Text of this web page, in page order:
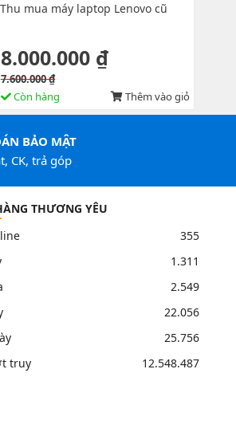
Thu mua máy laptop Lenovo cũ
8.000.000 ₫
7.600.000 ₫
Còn hàng
Thêm vào giỏ
BẢO MẬT
CK, trả góp
THƯƠNG YÊU
355
1.311
2.549
22.056
25.756
truy
12.548.487